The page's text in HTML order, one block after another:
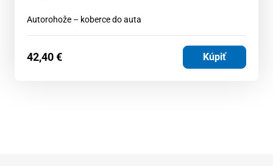
Autorohože – koberce do auta
42,40€ Kúpiť